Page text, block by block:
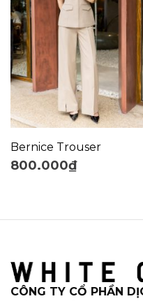
Bernice Trouser
800.000₫
CÔNG TY CỔ PHẦN